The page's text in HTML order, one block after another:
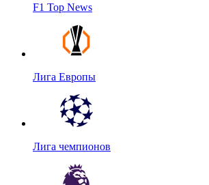
F1 Top News
Лига Европы
Лига чемпионов